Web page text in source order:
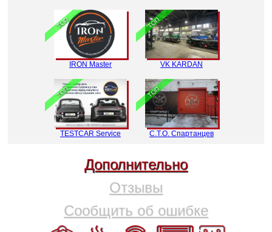
IRON Master
ТОП
VK KARDAN
ТОП
TESTCAR Service
ТОП
С.Т.О. Спартанцев
ТОП
Дополнительно
Отзывы
Сообщить об ошибке